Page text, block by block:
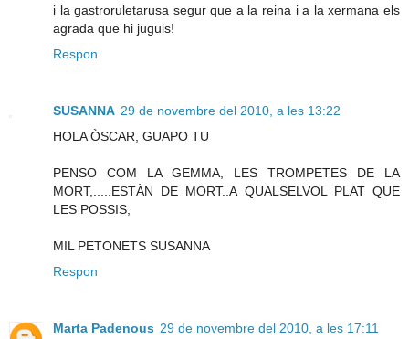
i la gastroruletarusa segur que a la reina i a la xermana els
agrada que hi juguis!
Respon
SUSANNA 29 de novembre del 2010, a les 13:22
HOLA ÒSCAR, GUAPO TU
PENSO COM LA GEMMA, LES TROMPETES DE LA
MORT,.....ESTÀN DE MORT..A QUALSELVOL PLAT QUE
LES POSSIS,
MIL PETONETS SUSANNA
Respon
Marta Padenous 29 de novembre del 2010, a les 17:11